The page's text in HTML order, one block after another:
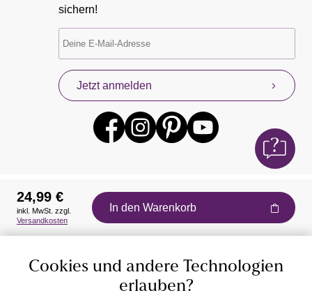
sichern!
Jetzt anmelden
Auszeichnungen
24,99 €
inkl. MwSt. zzgl.
Versandkosten
In den Warenkorb
Cookies und andere Technologien
erlauben?